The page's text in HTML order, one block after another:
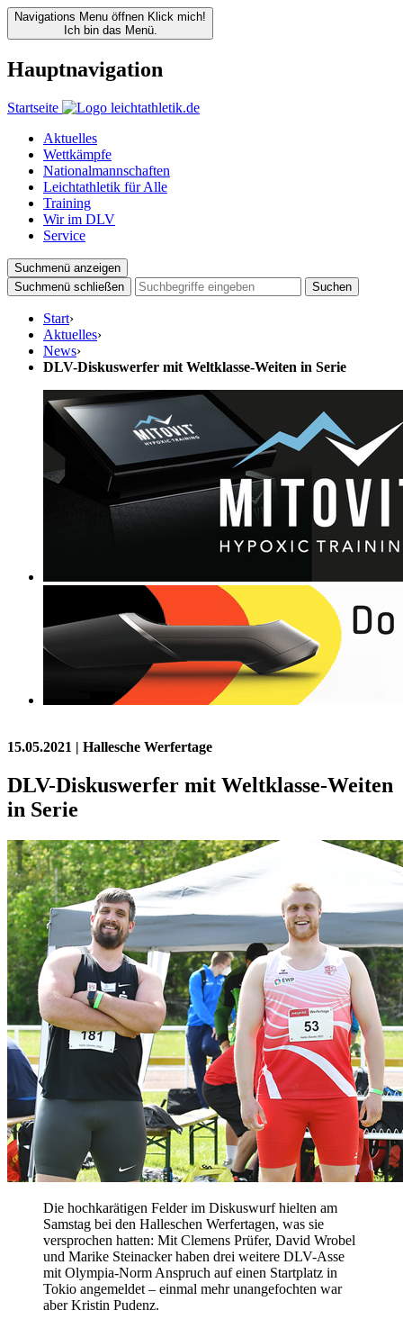
Navigations Menu öffnen Klick mich!
Ich bin das Menü.
Hauptnavigation
Startseite
Aktuelles
Wettkämpfe
Nationalmannschaften
Leichtathletik für Alle
Training
Wir im DLV
Service
Suchmenü anzeigen
Suchmenü schließen
Suchen
Start›
Aktuelles›
News›
DLV-Diskuswerfer mit Weltklasse-Weiten in Serie
15.05.2021 | Hallesche Werfertage
DLV-Diskuswerfer mit Weltklasse-Weiten
in Serie
Die hochkarätigen Felder im Diskuswurf hielten am
Samstag bei den Halleschen Werfertagen, was sie
versprochen hatten: Mit Clemens Prüfer, David Wrobel
und Marike Steinacker haben drei weitere DLV-Asse
mit Olympia-Norm Anspruch auf einen Startplatz in
Tokio angemeldet – einmal mehr unangefochten war
aber Kristin Pudenz.